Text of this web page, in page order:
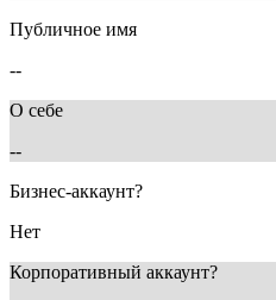
Публичное имя
--
О себе
--
Бизнес-аккаунт?
Нет
Корпоративный аккаунт?